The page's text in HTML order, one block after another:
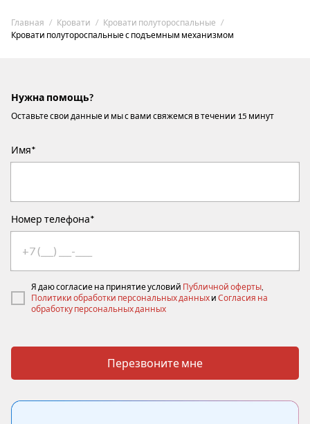
Главная Кровати
Кровати полутороспальные
Кровати полутороспальные с подъемным механизмом
Нужна помощь?
Оставьте свои данные и мы с вами свяжемся в течении 15 минут
Имя*
Номер телефона*
Я даю согласие на принятие условий Публичной оферты,
Политики обработки персональных данных и Согласия на
обработку персональных данных
Перезвоните мне